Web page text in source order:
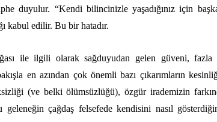
duyulur. “Kendi bilincinizle yaşadığınız için
kabul edilir. Bu bir hatadır.
ile ilgili olarak sağduyudan gelen güveni, fazla
en azından çok önemli bazı çıkarımların
(ve belki ölümsüzlüğü), özgür irademizin
çağdaş felsefede kendisini nasıl